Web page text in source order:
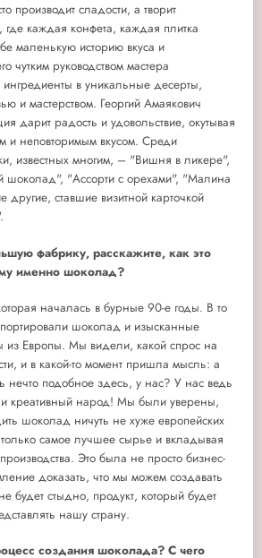
производит сладости, а творит
каждая конфета, каждая плитка
маленькую историю вкуса и
чутким руководством мастера
в уникальные десерты,
и мастерством. Георгий Амаякович
дарит радость и удовольствие, окутывая
и неповторимым вкусом. Среди
известных многим, – "Вишня в ликере",
шоколад", "Ассорти с орехами", "Малина
другие, ставшие визитной карточкой
фабрику, расскажите, как это
именно шоколад?
началась в бурные 90-е годы. В то
шоколад и изысканные
Европы. Мы видели, какой спрос на
и в какой-то момент пришла мысль: а
нечто подобное здесь, у нас? У нас ведь
и креативный народ! Мы были уверены,
шоколад ничуть не хуже европейских
самое лучшее сырье и вкладывая
Это была не просто бизнес-
доказать, что мы можем создавать
будет стыдно, продукт, который будет
нашу страну.
создания шоколада? С чего